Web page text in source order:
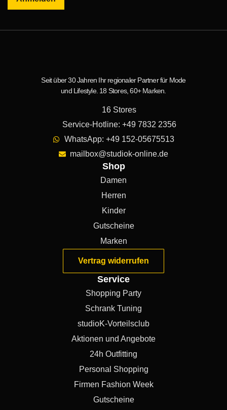
Seit über 30 Jahren Ihr regionaler Partner für Mode
und Lifestyle. 18 Stores, 60+ Marken.
16 Stores
Service-Hotline: +49 7832 2356
WhatsApp: +49 152-05675513
mailbox@studiok-online.de
Shop
Damen
Herren
Kinder
Gutscheine
Marken
Vertrag widerrufen
Service
Shopping Party
Schrank Tuning
studioK-Vorteilsclub
Aktionen und Angebote
24h Outfitting
Personal Shopping
Firmen Fashion Week
Gutscheine